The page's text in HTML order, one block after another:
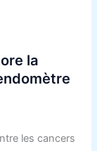
la
les cancers